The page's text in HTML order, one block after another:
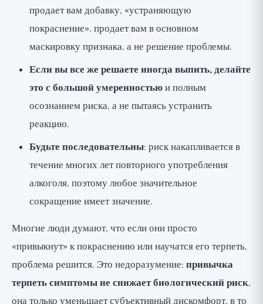
продает вам добавку, «устраняющую
покраснение», продает вам в основном
маскировку признака, а не решение проблемы.
Если вы все же решаете иногда выпить, делайте
это с большой умеренностьюи полным
осознанием риска, а не пытаясь устранить
реакцию.
Будьте последовательны: риск накапливается в
течение многих лет повторного употребления
алкоголя, поэтому любое значительное
сокращение имеет значение.
Многие люди думают, что если они просто
«привыкнут» к покраснению или научатся его терпеть,
проблема решится. Это недоразумение: привычка
терпеть симптомы не снижает биологический риск,
она только уменьшает субъективный дискомфорт, в то